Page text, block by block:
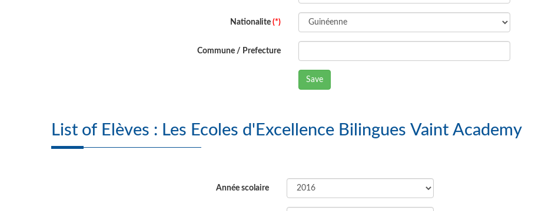
Nationalite (*)
Commune / Prefecture
Save
List of Elèves : Les Ecoles d'Excellence Bilingues Vaint Academy
Année scolaire